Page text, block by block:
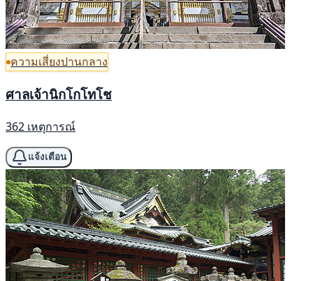
ความเสี่ยงปานกลาง
ศาลเจ้านิกโกโทโช
362 เหตุการณ์
แจ้งเตือน